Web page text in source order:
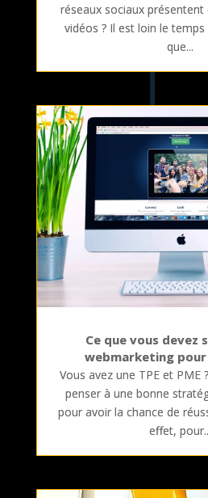
réseaux sociaux présentent
vidéos ? Il est loin le
que...
Ce que vous devez
webmarketing pour
Vous avez une TPE et PME
penser à une bonne
pour avoir la chance de
effet,